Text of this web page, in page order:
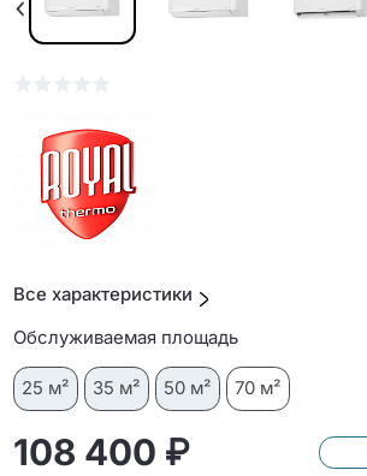
Все характеристики
Обслуживаемая площадь
25 м² 35 м² 50 м² 70 м²
108 400 ₽